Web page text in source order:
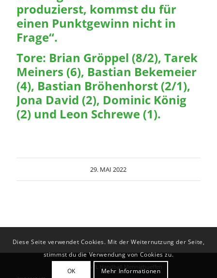
produzierst, kommst du für
einen Punktgewinn nicht in
Frage“.
Tore: Brian Gröppel (8/2), Tarek
Meiners (6), Bastian Bekemeier
(4), Bastian Bröhenhorst (2/1),
Jona David (2), Dominic König
(2) und Leon Schrewe (1).
29. MAI 2022
© Copyright - VfL Handball Mennighueffen
Diese Seite verwendet Cookies. Mit der Weiternutzung der Seite,
stimmst du die Verwendung von Cookies zu.
OK Mehr Informationen